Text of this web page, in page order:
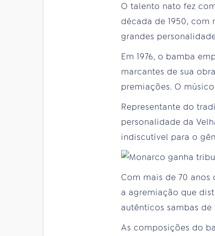
O talento nato fez
década de 1950, com
grandes
Em 1976, o bamba
marcantes de sua
premiações. O
Representante do
personalidade da
indiscutível para o
Com mais de 70
a agremiação que
autênticos sambas de
As composições do